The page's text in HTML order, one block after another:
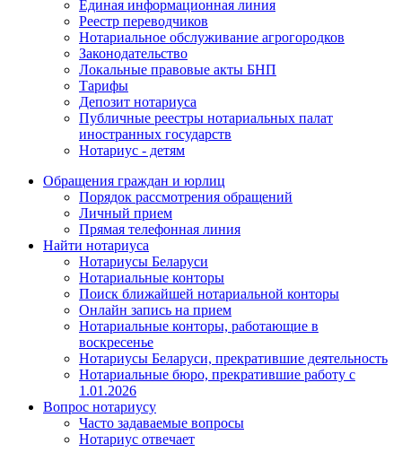
Единая информационная линия
Реестр переводчиков
Нотариальное обслуживание агрогородков
Законодательство
Локальные правовые акты БНП
Тарифы
Депозит нотариуса
Публичные реестры нотариальных палат
иностранных государств
Нотариус - детям
Обращения граждан и юрлиц
Порядок рассмотрения обращений
Личный прием
Прямая телефонная линия
Найти нотариуса
Нотариусы Беларуси
Нотариальные конторы
Поиск ближайшей нотариальной конторы
Онлайн запись на прием
Нотариальные конторы, работающие в
воскресенье
Нотариусы Беларуси, прекратившие деятельность
Нотариальные бюро, прекратившие работу с
1.01.2026
Вопрос нотариусу
Часто задаваемые вопросы
Нотариус отвечает